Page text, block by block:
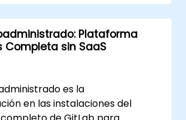
Plataforma
Completa sin SaaS
es la
en las instalaciones del